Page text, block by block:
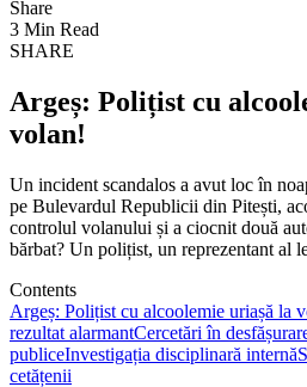
Share
3 Min Read
SHARE
Argeș: Polițist cu
volan!
Un incident scandalos a avut loc în
pe Bulevardul Republicii din Pitești,
controlul volanului și a ciocnit două
bărbat? Un polițist, un reprezentant al
Contents
Argeș: Polițist cu alcoolemie uriașă la
rezultat alarmantCercetări în
publiceInvestigația disciplinară internă
cetățenii